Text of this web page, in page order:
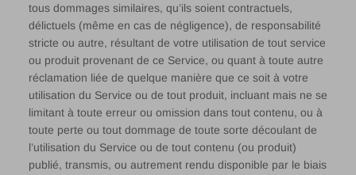
tous dommages similaires, qu’ils soient contractuels,
délictuels (même en cas de négligence), de responsabilité
stricte ou autre, résultant de votre utilisation de tout service
ou produit provenant de ce Service, ou quant à toute autre
réclamation liée de quelque manière que ce soit à votre
utilisation du Service ou de tout produit, incluant mais ne se
limitant à toute erreur ou omission dans tout contenu, ou à
toute perte ou tout dommage de toute sorte découlant de
l’utilisation du Service ou de tout contenu (ou produit)
publié, transmis, ou autrement rendu disponible par le biais